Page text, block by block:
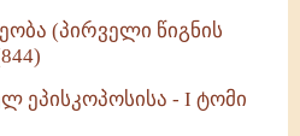
(პირველი წიგნის
ეპისკოპოსისა - I ტომი